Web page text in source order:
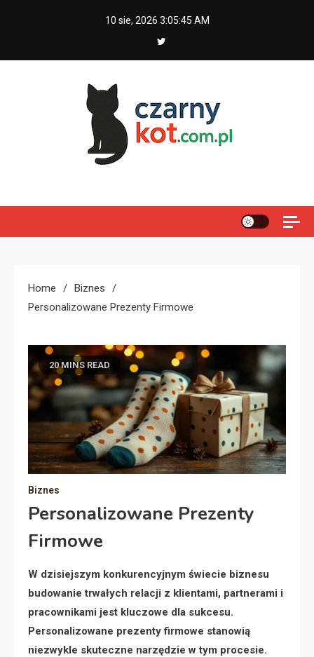
10 sie, 2026 3:05:46 AM
Home
Biznes
Personalizowane Prezenty Firmowe
20 MINS READ
Biznes
Personalizowane Prezenty
Firmowe
W dzisiejszym konkurencyjnym świecie biznesu
budowanie trwałych relacji z klientami, partnerami i
pracownikami jest kluczowe dla sukcesu.
Personalizowane prezenty firmowe stanowią
niezwykle skuteczne narzędzie w tym procesie.